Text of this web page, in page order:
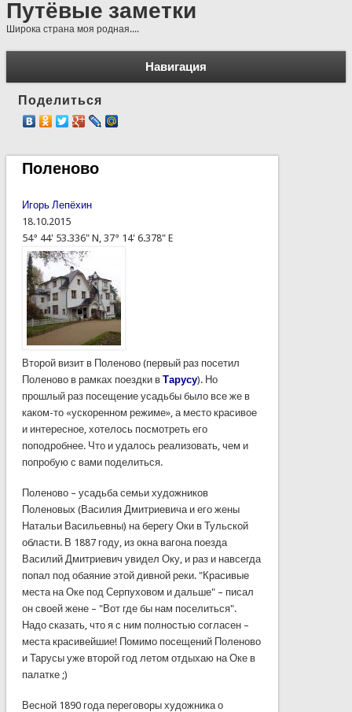
Путёвые заметки
Широка страна моя родная....
Навигация
Поделиться
Поленово
Игорь Лепёхин
18.10.2015
54° 44' 53.336" N, 37° 14' 6.378" E
Второй визитв Поленово(первыйраз посетил
Поленовов рамках поездкив Тарусу). Но
прошлыйраз посещение усадьбы быловсе жев
каком-то«ускоренном режиме», а место красивое
и интересное, хотелось посмотретьего
поподробнее. Что и удалось реализовать, чем и
попробуюс вами поделиться.
Поленово– усадьба семьи художников
Поленовых (Василия Дмитриевичаи его жены
Натальи Васильевны) на берегуОки в Тульской
области. В 1887 году, из окна вагона поезда
Василий Дмитриевич увидел Оку, и раз и навсегда
попал под обаяние этой дивной реки. "Красивые
места наОке под Серпуховом и дальше" – писал
он своей жене– "Вот где бынам поселиться".
Надо сказать, что я с ним полностью согласен–
места красивейшие! Помимо посещений Поленово
и Тарусыуже второйгод летом отдыхаю наОке в
палатке;)
Весной1890 года переговоры художникао